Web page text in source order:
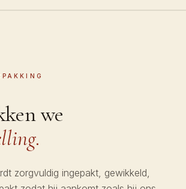
we
zorgvuldig ingepakt, gewikkeld,